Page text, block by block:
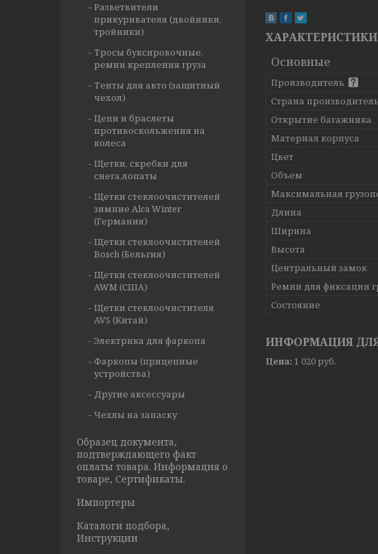
ХАРАКТЕРИСТИКИ
Основные
Производитель
Страна производитель
Открытие багажника
Материал корпуса
Цвет
Объем
Максимальная
Длина
Ширина
Высота
Центральный замок
Ремни для фиксации
Состояние
ИНФОРМАЦИЯ
Цена: 1 020 руб.
Разветвители
прикуривателя (двойники,
тройники)
Тросы буксировочные,
ремни крепления груза
Тенты для авто (защитный
чехол)
Цепи и браслеты
противоскольжения на
колеса
Щетки, скребки для
снега,лопаты
Щетки стеклоочистителей
зимние Alca Winter
(Германия)
Щетки стеклоочистителей
Bosch (Бельгия)
Щетки стеклоочистителей
AWM (США)
Щетки стеклоочистителя
AVS (Китай)
Электрика для фаркопа
Фаркопы (прицепные
устройства)
Другие аксессуары
Чехлы на запаску
Образец документа,
подтверждающего факт
оплаты товара. Информация о
товаре, Сертификаты.
Импортеры
Каталоги подбора,
Инструкции